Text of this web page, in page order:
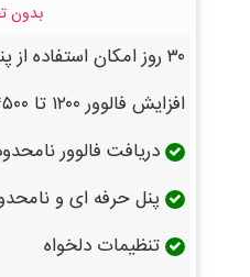
بدون
۳۰ روز امکان استفاده از پنل
افزایش فالوور ۱۲۰۰ تا ۴۵۰۰ نفر
دریافت فالوور
پنل حرفه ای و
تنظیمات دلخواه